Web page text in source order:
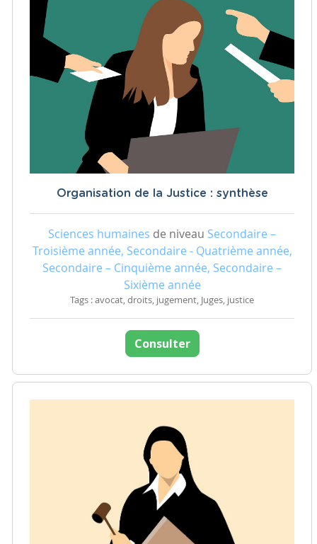
Organisation de la Justice : synthèse
Sciences humaines de niveau Secondaire –
Troisième année, Secondaire - Quatrième année,
Secondaire – Cinquième année, Secondaire –
Sixième année
Tags : avocat, droits, jugement, Juges, justice
Consulter